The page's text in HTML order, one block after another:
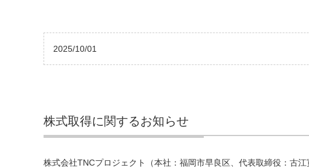
2025/10/01
株式取得に関するお知らせ
株式会社TNCプロジェクト（本社：福岡市早良区、代表取締役：古